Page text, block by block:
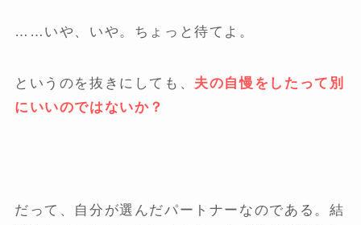
……いや、いや。ちょっと待てよ。
というのを抜きにしても、 夫の自慢をしたって別
にいいのではないか？
だって、自分が選んだパートナーなのである。結